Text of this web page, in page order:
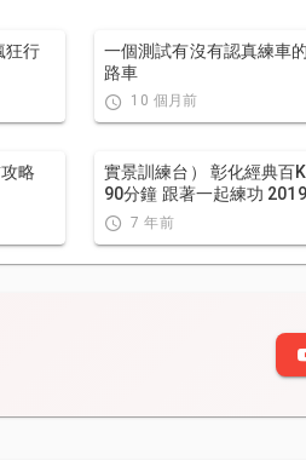
狂行
一個測試有沒有認真練車
路車
10 個月前
實景訓練台） 彰化經典百
90分鐘 跟著一起練功
workout Changhua
Taiwan
7 年前